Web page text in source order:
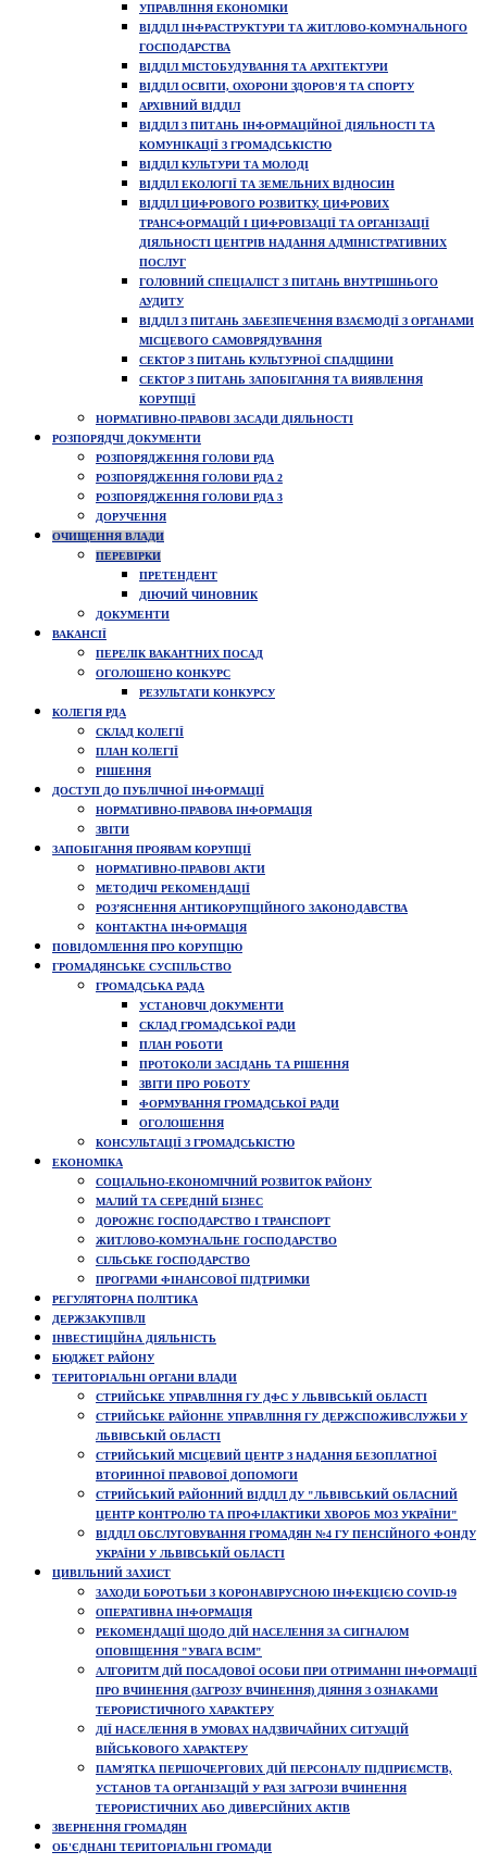
УПРАВЛІННЯ ЕКОНОМІКИ
ВІДДІЛ ІНФРАСТРУКТУРИ ТА ЖИТЛОВО-КОМУНАЛЬНОГО
ГОСПОДАРСТВА
ВІДДІЛ МІСТОБУДУВАННЯ ТА АРХІТЕКТУРИ
ВІДДІЛ ОСВІТИ, ОХОРОНИ ЗДОРОВ'Я ТА СПОРТУ
АРХІВНИЙ ВІДДІЛ
ВІДДІЛ З ПИТАНЬ ІНФОРМАЦІЙНОЇ ДІЯЛЬНОСТІ ТА
КОМУНІКАЦІЇ З ГРОМАДСЬКІСТЮ
ВІДДІЛ КУЛЬТУРИ ТА МОЛОДІ
ВІДДІЛ ЕКОЛОГІЇ ТА ЗЕМЕЛЬНИХ ВІДНОСИН
ВІДДІЛ ЦИФРОВОГО РОЗВИТКУ, ЦИФРОВИХ
ТРАНСФОРМАЦІЙ І ЦИФРОВІЗАЦІЇ ТА ОРГАНІЗАЦІЇ
ДІЯЛЬНОСТІ ЦЕНТРІВ НАДАННЯ АДМІНІСТРАТИВНИХ
ПОСЛУГ
ГОЛОВНИЙ СПЕЦІАЛІСТ З ПИТАНЬ ВНУТРІШНЬОГО
АУДИТУ
ВІДДІЛ З ПИТАНЬ ЗАБЕЗПЕЧЕННЯ ВЗАЄМОДІЇ З ОРГАНАМИ
МІСЦЕВОГО САМОВРЯДУВАННЯ
СЕКТОР З ПИТАНЬ КУЛЬТУРНОЇ СПАДЩИНИ
СЕКТОР З ПИТАНЬ ЗАПОБІГАННЯ ТА ВИЯВЛЕННЯ
КОРУПЦІЇ
НОРМАТИВНО-ПРАВОВІ ЗАСАДИ ДІЯЛЬНОСТІ
РОЗПОРЯДЧІ ДОКУМЕНТИ
РОЗПОРЯДЖЕННЯ ГОЛОВИ РДА
РОЗПОРЯДЖЕННЯ ГОЛОВИ РДА 2
РОЗПОРЯДЖЕННЯ ГОЛОВИ РДА 3
ДОРУЧЕННЯ
ОЧИЩЕННЯ ВЛАДИ
ПЕРЕВІРКИ
ПРЕТЕНДЕНТ
ДІЮЧИЙ ЧИНОВНИК
ДОКУМЕНТИ
ВАКАНСІЇ
ПЕРЕЛІК ВАКАНТНИХ ПОСАД
ОГОЛОШЕНО КОНКУРС
РЕЗУЛЬТАТИ КОНКУРСУ
КОЛЕГІЯ РДА
СКЛАД КОЛЕГІЇ
ПЛАН КОЛЕГІЇ
РІШЕННЯ
ДОСТУП ДО ПУБЛІЧНОЇ ІНФОРМАЦІЇ
НОРМАТИВНО-ПРАВОВА ІНФОРМАЦІЯ
ЗВІТИ
ЗАПОБІГАННЯ ПРОЯВАМ КОРУПЦІЇ
НОРМАТИВНО-ПРАВОВІ АКТИ
МЕТОДИЧІ РЕКОМЕНДАЦІЇ
РОЗ’ЯСНЕННЯ АНТИКОРУПЦІЙНОГО ЗАКОНОДАВСТВА
КОНТАКТНА ІНФОРМАЦІЯ
ПОВІДОМЛЕННЯ ПРО КОРУПЦІЮ
ГРОМАДЯНСЬКЕ СУСПІЛЬСТВО
ГРОМАДСЬКА РАДА
УСТАНОВЧІ ДОКУМЕНТИ
СКЛАД ГРОМАДСЬКОЇ РАДИ
ПЛАН РОБОТИ
ПРОТОКОЛИ ЗАСІДАНЬ ТА РІШЕННЯ
ЗВІТИ ПРО РОБОТУ
ФОРМУВАННЯ ГРОМАДСЬКОЇ РАДИ
ОГОЛОШЕННЯ
КОНСУЛЬТАЦІЇ З ГРОМАДСЬКІСТЮ
ЕКОНОМІКА
СОЦІАЛЬНО-ЕКОНОМІЧНИЙ РОЗВИТОК РАЙОНУ
МАЛИЙ ТА СЕРЕДНІЙ БІЗНЕС
ДОРОЖНЄ ГОСПОДАРСТВО І ТРАНСПОРТ
ЖИТЛОВО-КОМУНАЛЬНЕ ГОСПОДАРСТВО
СІЛЬСЬКЕ ГОСПОДАРСТВО
ПРОГРАМИ ФІНАНСОВОЇ ПІДТРИМКИ
РЕГУЛЯТОРНА ПОЛІТИКА
ДЕРЖЗАКУПІВЛІ
ІНВЕСТИЦІЙНА ДІЯЛЬНІСТЬ
БЮДЖЕТ РАЙОНУ
ТЕРИТОРІАЛЬНІ ОРГАНИ ВЛАДИ
СТРИЙСЬКЕ УПРАВЛІННЯ ГУ ДФС У ЛЬВІВСЬКІЙ ОБЛАСТІ
СТРИЙСЬКЕ РАЙОННЕ УПРАВЛІННЯ ГУ ДЕРЖСПОЖИВСЛУЖБИ У
ЛЬВІВСЬКІЙ ОБЛАСТІ
СТРИЙСЬКИЙ МІСЦЕВИЙ ЦЕНТР З НАДАННЯ БЕЗОПЛАТНОЇ
ВТОРИННОЇ ПРАВОВОЇ ДОПОМОГИ
СТРИЙСЬКИЙ РАЙОННИЙ ВІДДІЛ ДУ "ЛЬВІВСЬКИЙ ОБЛАСНИЙ
ЦЕНТР КОНТРОЛЮ ТА ПРОФІЛАКТИКИ ХВОРОБ МОЗ УКРАЇНИ"
ВІДДІЛ ОБСЛУГОВУВАННЯ ГРОМАДЯН №4 ГУ ПЕНСІЙНОГО ФОНДУ
УКРАЇНИ У ЛЬВІВСЬКІЙ ОБЛАСТІ
ЦИВІЛЬНИЙ ЗАХИСТ
ЗАХОДИ БОРОТЬБИ З КОРОНАВІРУСНОЮ ІНФЕКЦІЄЮ COVID-19
ОПЕРАТИВНА ІНФОРМАЦІЯ
РЕКОМЕНДАЦІЇ ЩОДО ДІЙ НАСЕЛЕННЯ ЗА СИГНАЛОМ
ОПОВІЩЕННЯ "УВАГА ВСІМ"
АЛГОРИТМ ДІЙ ПОСАДОВОЇ ОСОБИ ПРИ ОТРИМАННІ ІНФОРМАЦІЇ
ПРО ВЧИНЕННЯ (ЗАГРОЗУ ВЧИНЕННЯ) ДІЯННЯ З ОЗНАКАМИ
ТЕРОРИСТИЧНОГО ХАРАКТЕРУ
ДІЇ НАСЕЛЕННЯ В УМОВАХ НАДЗВИЧАЙНИХ СИТУАЦІЙ
ВІЙСЬКОВОГО ХАРАКТЕРУ
ПАМ’ЯТКА ПЕРШОЧЕРГОВИХ ДІЙ ПЕРСОНАЛУ ПІДПРИЄМСТВ,
УСТАНОВ ТА ОРГАНІЗАЦІЙ У РАЗІ ЗАГРОЗИ ВЧИНЕННЯ
ТЕРОРИСТИЧНИХ АБО ДИВЕРСІЙНИХ АКТІВ
ЗВЕРНЕННЯ ГРОМАДЯН
ОБ'ЄДНАНІ ТЕРИТОРІАЛЬНІ ГРОМАДИ